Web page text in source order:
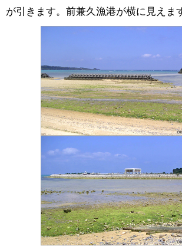
が引きます。前兼久漁港が横に見えま